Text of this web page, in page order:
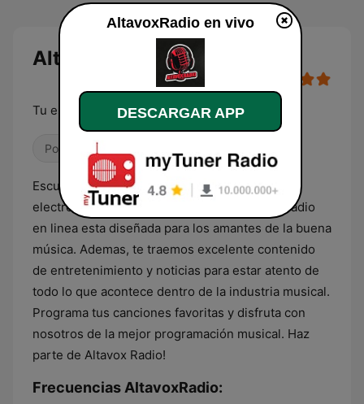
AltavoxRadio en vivo
Tu estacion Online
Pop / Top 40
Escucha lo mejor del rock, pop, anglo, música
electrónica y mucho mas... Esta estación de radio
en linea esta diseñada para los amantes de la buena
música. Ademas, te traemos excelente contenido
de entretenimiento y noticias para estar atento de
todo lo que acontece dentro de la industria musical.
Programa tus canciones favoritas y disfruta con
nosotros de la mejor programación musical. Haz
parte de Altavox Radio!
Frecuencias AltavoxRadio:
AltavoxRadio en vivo
DESCARGAR APP